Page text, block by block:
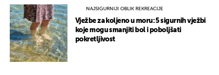
NAJSIGURNIJI OBLIK REKREACIJE
Vježbe za koljeno u moru: 5 sigurnih vježbi
koje mogu smanjiti bol i poboljšati
pokretljivost